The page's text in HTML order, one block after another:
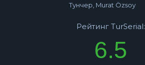
Тунчер, Murat Özsoy
Рейтинг TurSerial:
6.5